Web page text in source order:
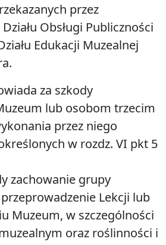
przez
Obsługi Publiczności
Edukacji Muzealnej
za szkody
lub osobom trzecim
przez niego
w rozdz. VI pkt 5
zachowanie grupy
Lekcji lub
Muzeum, w szczególności
oraz roślinności i